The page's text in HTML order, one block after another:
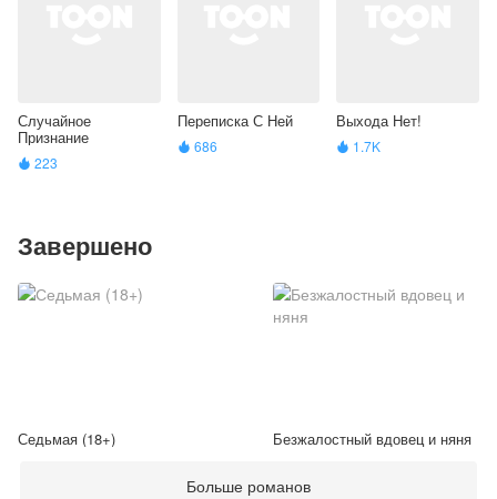
Случайное
Признание
 223
Переписка С Ней
 686
Выхода Нет!
 1.7K
Завершено
Седьмая (18+) Безжалостный вдовец и няня
Больше романов